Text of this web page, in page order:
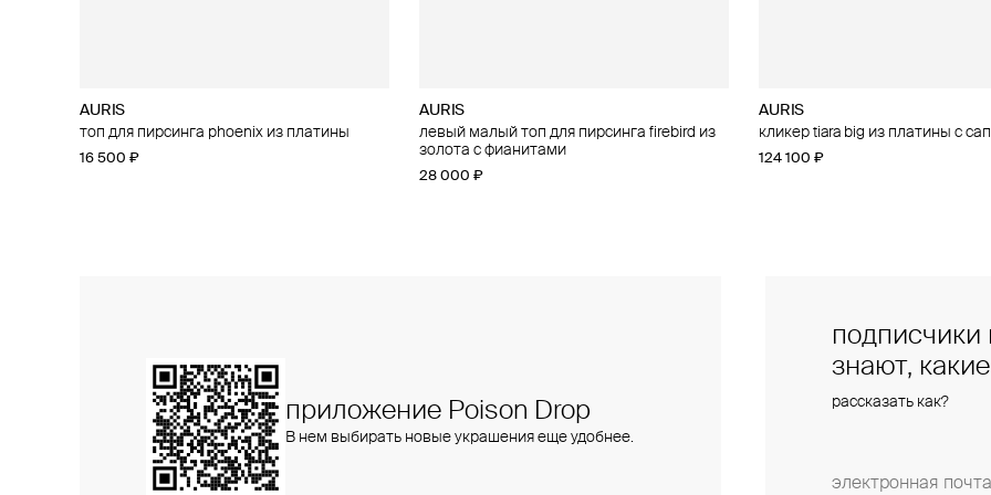
AURIS
топ для пирсинга phoenix из платины
16 500 ₽
AURIS
левый малый топ для пирсинга firebird из
золота с фианитами
28 000 ₽
AURIS
кликер tiara big из платины с
124 100 ₽
AURIS
большой топ для пирсинга threeleaf из
золота с бриллиантами
AURIS
малый топ для пирсинга phoenix из золота
15 400 ₽
AURIS
правый малый топ для
золота с фианитами
подписчики
знают,
рассказать как?
приложение Poison Drop
В нем выбирать новые украшения еще удобнее.